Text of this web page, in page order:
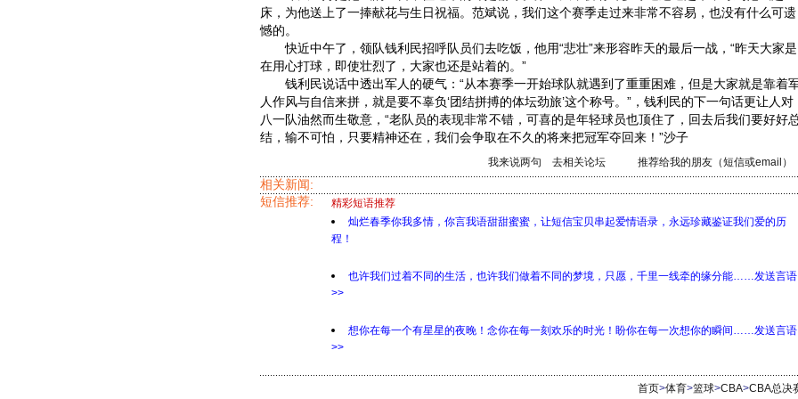
床，为他送上了一捧献花与生日祝福。范斌说，我们这个赛季走过来非常不容易，也没有什么可遗
憾的。
快近中午了，领队钱利民招呼队员们去吃饭，他用“悲壮”来形容昨天的最后一战，“昨天大家是
在用心打球，即使壮烈了，大家也还是站着的。”
钱利民说话中透出军人的硬气：“从本赛季一开始球队就遇到了重重困难，但是大家就是靠着
人作风与自信来拼，就是要不辜负‘团结拼搏的体坛劲旅’这个称号。”，钱利民的下一句话更让人对
八一队油然而生敬意，“老队员的表现非常不错，可喜的是年轻球员也顶住了，回去后我们要好好
结，输不可怕，只要精神还在，我们会争取在不久的将来把冠军夺回来！”沙子
我来说两句 去相关论坛 推荐给我的朋友（短信或email）
相关新闻:
短信推荐:
精彩短语推荐
灿烂春季你我多情，你言我语甜甜蜜蜜，让短信宝贝串起爱情语录，永远珍藏鉴证我们爱的历
程！
也许我们过着不同的生活，也许我们做着不同的梦境，只愿，千里一线牵的缘分能……发送言语
>>
想你在每一个有星星的夜晚！念你在每一刻欢乐的时光！盼你在每一次想你的瞬间……发送言语
>>
首页>体育>篮球>CBA>CBA总决